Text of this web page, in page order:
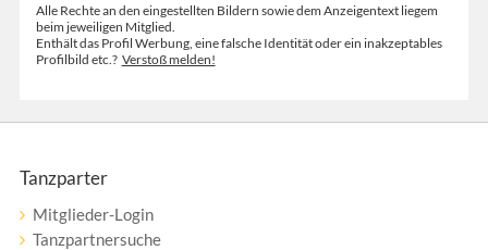
Alle Rechte an den eingestellten Bildern sowie dem Anzeigentext liegem
beim jeweiligen Mitglied.
Enthält das Profil Werbung, eine falsche Identität oder ein inakzeptables
Profilbild etc.? Verstoß melden!
Tanzparter
Mitglieder-Login
Tanzpartnersuche